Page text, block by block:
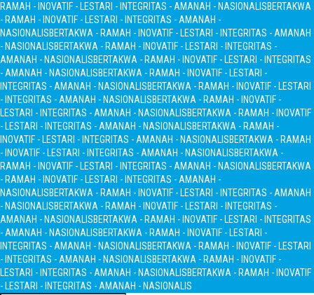
RAMAH - INOVATIF - LESTARI - INTEGRITAS - AMANAH - NASIONALISBERTAKWA
- RAMAH - INOVATIF - LESTARI - INTEGRITAS - AMANAH -
NASIONALISBERTAKWA - RAMAH - INOVATIF - LESTARI - INTEGRITAS - AMANAH
- NASIONALISBERTAKWA - RAMAH - INOVATIF - LESTARI - INTEGRITAS -
AMANAH - NASIONALISBERTAKWA - RAMAH - INOVATIF - LESTARI - INTEGRITAS
- AMANAH - NASIONALISBERTAKWA - RAMAH - INOVATIF - LESTARI -
INTEGRITAS - AMANAH - NASIONALISBERTAKWA - RAMAH - INOVATIF - LESTARI
- INTEGRITAS - AMANAH - NASIONALISBERTAKWA - RAMAH - INOVATIF -
LESTARI - INTEGRITAS - AMANAH - NASIONALISBERTAKWA - RAMAH - INOVATIF
- LESTARI - INTEGRITAS - AMANAH - NASIONALISBERTAKWA - RAMAH -
INOVATIF - LESTARI - INTEGRITAS - AMANAH - NASIONALISBERTAKWA - RAMAH
- INOVATIF - LESTARI - INTEGRITAS - AMANAH - NASIONALISBERTAKWA -
RAMAH - INOVATIF - LESTARI - INTEGRITAS - AMANAH - NASIONALISBERTAKWA
- RAMAH - INOVATIF - LESTARI - INTEGRITAS - AMANAH -
NASIONALISBERTAKWA - RAMAH - INOVATIF - LESTARI - INTEGRITAS - AMANAH
- NASIONALISBERTAKWA - RAMAH - INOVATIF - LESTARI - INTEGRITAS -
AMANAH - NASIONALISBERTAKWA - RAMAH - INOVATIF - LESTARI - INTEGRITAS
- AMANAH - NASIONALISBERTAKWA - RAMAH - INOVATIF - LESTARI -
INTEGRITAS - AMANAH - NASIONALISBERTAKWA - RAMAH - INOVATIF - LESTARI
- INTEGRITAS - AMANAH - NASIONALISBERTAKWA - RAMAH - INOVATIF -
LESTARI - INTEGRITAS - AMANAH - NASIONALISBERTAKWA - RAMAH - INOVATIF
- LESTARI - INTEGRITAS - AMANAH - NASIONALIS